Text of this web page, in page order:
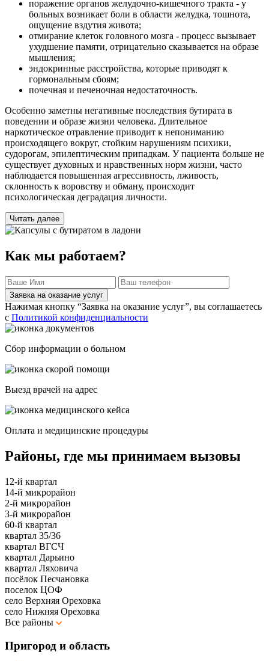
поражение органов желудочно-кишечного тракта - у
больных возникает боли в области желудка, тошнота,
ощущение вздутия живота;
отмирание клеток головного мозга - процесс вызывает
ухудшение памяти, отрицательно сказывается на образе
мышления;
эндокринные расстройства, которые приводят к
гормональным сбоям;
почечная и печеночная недостаточность.
Особенно заметны негативные последствия бутирата в
поведении и образе жизни человека. Длительное
наркотическое отравление приводит к непониманию
происходящего вокруг, стойким нарушениям психики,
судорогам, эпилептическим припадкам. У пациента больше не
существует духовных и нравственных норм жизни, часто
наблюдается повышенная агрессивность, лживость,
склонность к воровству и обману, происходит
психологическая деградация личности.
Читать далее
Как мы работаем?
Заявка на оказание услуг
Нажимая кнопку “Заявка на оказание услуг”, вы соглашаетесь
с Политикой конфиденциальности
Сбор информации о больном
Выезд врачей на адрес
Оплата и медицинские процедуры
Районы, где мы принимаем вызовы
12-й квартал
14-й микрорайон
2-й микрорайон
3-й микрорайон
60-й квартал
квартал 35/36
квартал ВГСЧ
квартал Дарьино
квартал Ляховича
посёлок Песчановка
поселок ЦОФ
село Верхняя Ореховка
село Нижняя Ореховка
Все районы
Пригород и область